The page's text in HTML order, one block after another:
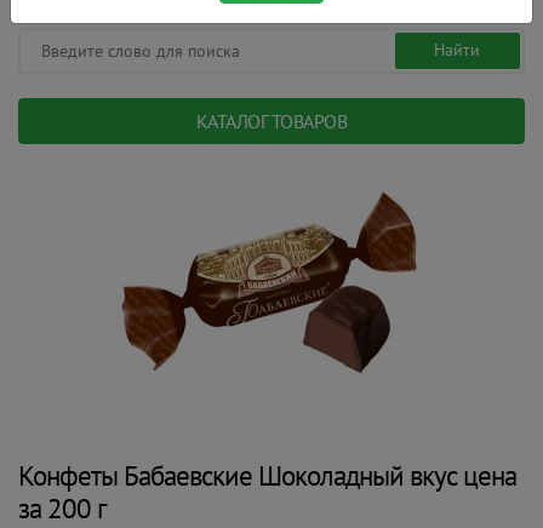
КАТАЛОГ ТОВАРОВ
Конфеты Бабаевские Шоколадный вкус цена
за 200 г